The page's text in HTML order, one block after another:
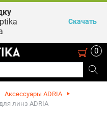
0
Аксессуары ADRIA
линз ADRIA
Скачать